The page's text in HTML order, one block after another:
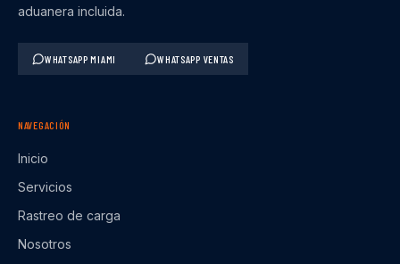
aduanera incluida.
WHATSAPP MIAMI WHATSAPP VENTAS
NAVEGACIÓN
Inicio
Servicios
Rastreo de carga
Nosotros